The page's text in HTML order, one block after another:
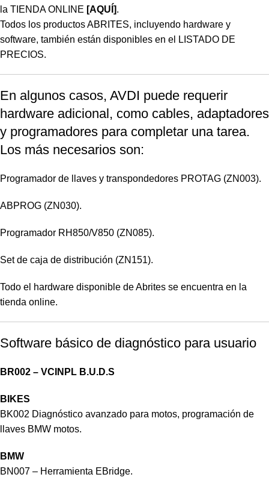
la TIENDA ONLINE [AQUÍ].
Todos los productos ABRITES, incluyendo hardware y
software, también están disponibles en el LISTADO DE
PRECIOS.
En algunos casos, AVDI puede requerir
hardware adicional, como cables, adaptadores
y programadores para completar una tarea.
Los más necesarios son:
Programador de llaves y transpondedores PROTAG (ZN003).
ABPROG (ZN030).
Programador RH850/V850 (ZN085).
Set de caja de distribución (ZN151).
Todo el hardware disponible de Abrites se encuentra en la
tienda online.
Software básico de diagnóstico para usuario
BR002 – VCINPL B.U.D.S
BIKES
BK002 Diagnóstico avanzado para motos, programación de
llaves BMW motos.
BMW
BN007 – Herramienta EBridge.